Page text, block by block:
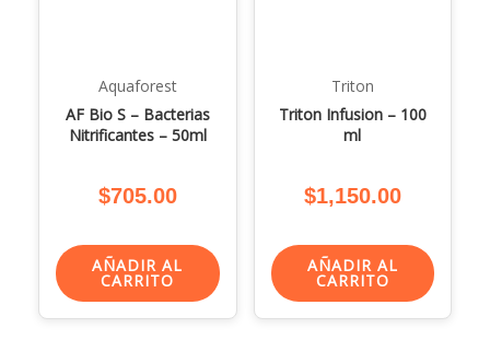
Aquaforest
AF Bio S – Bacterias
Nitrificantes – 50ml
$705.00
AÑADIR AL
CARRITO
Triton
Triton Infusion – 100
ml
$1,150.00
AÑADIR AL
CARRITO